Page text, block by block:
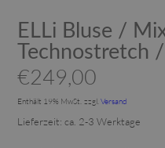
ELLi Bluse /
€249,00
Enthält 19% MwSt. zzgl.Versand
Lieferzeit: ca. 2-3 Werktage